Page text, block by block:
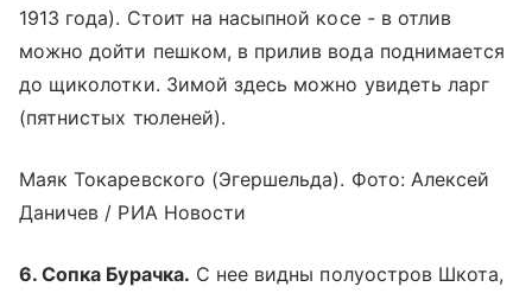
1913 года). Стоит на насыпной косе - в отлив
можно дойти пешком, в прилив вода поднимается
до щиколотки. Зимой здесь можно увидеть ларг
(пятнистых тюленей).
Маяк Токаревского (Эгершельда). Фото: Алексей
Даничев / РИА Новости
6. Сопка Бурачка. С нее видны полуостров Шкота,